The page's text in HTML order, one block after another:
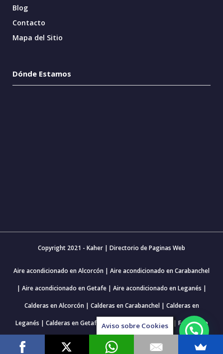
Blog
Contacto
Mapa del Sitio
Dónde Estamos
Copyright 2021 - Kaher | Directorio de Paginas Web
Aire acondicionado en Alcorcón | Aire acondicionado en Carabanchel
| Aire acondicionado en Getafe| Aire acondicionado en Leganés |
Calderas en Alcorcón| Calderas en Carabanchel| Calderas en
Leganés | Calderas en Getafe |Fontanero en Alcorcón | Fontanero
en Carabanchel |Fontanero en Getafe
Aviso sobre Cookies